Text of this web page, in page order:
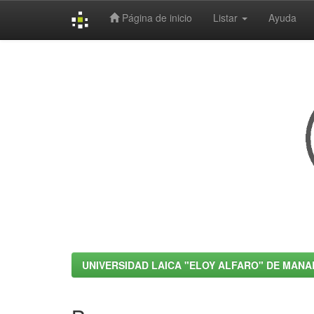
Página de inicio Listar Ayuda
UNIVERSIDAD LAICA "ELOY ALFARO" DE